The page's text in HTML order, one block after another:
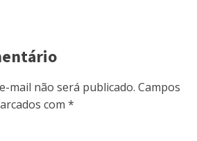
mail não será publicado. Campos
com *